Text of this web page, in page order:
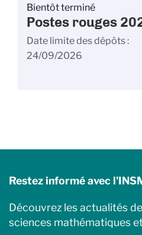
Bientôt terminé
Postes rouges
Date limite des dépôts
24/09/2026
Restez informé avec
Découvrez les actualités
sciences mathématiques